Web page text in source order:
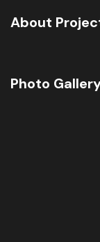
About
Photo